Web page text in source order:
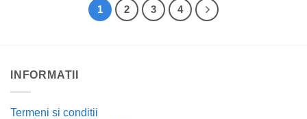
1 2 3 4
INFORMATII
Termeni si conditii